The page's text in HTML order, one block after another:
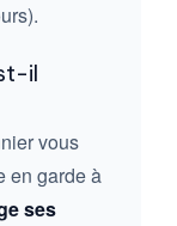
il
vous
en garde à
ses